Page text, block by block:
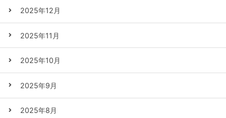
2025年12月
2025年11月
2025年10月
2025年9月
2025年8月